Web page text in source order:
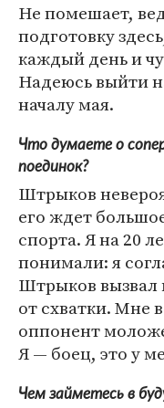
Не помешает,
подготовку
каждый день и
Надеюсь выйти
началу мая.
Что думаете о
поединок?
Штрыков
его ждет
спорта. Я на 20
понимали: я
Штрыков вызвал
от схватки. Мне
оппонент
Я — боец, это у
Чем займетесь в